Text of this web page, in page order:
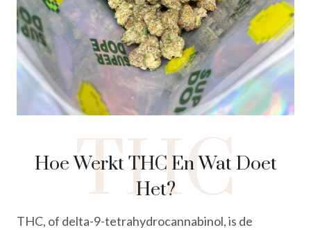
THC
Hoe Werkt THC En Wat Doet
Het?
THC, of delta-9-tetrahydrocannabinol, is de